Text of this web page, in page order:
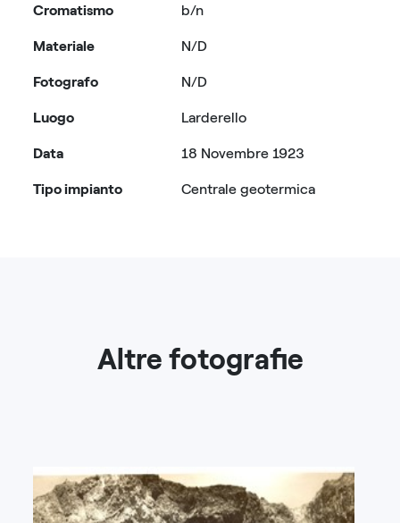
Cromatismo
Materiale
b/n
N/D
Fotografo
Luogo
Data
Tipo impianto
N/D
Larderello
18 Novembre 1923
Centrale geotermica
Altre fotografie